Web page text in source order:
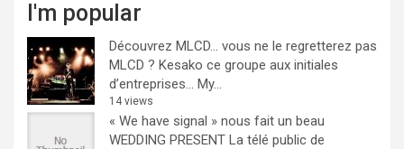
I'm popular
Découvrez MLCD… vous ne le regretterez pas
MLCD ? Kesako ce groupe aux initiales
d’entreprises… My...
14 views
« We have signal » nous fait un beau
WEDDING PRESENT La télé public de